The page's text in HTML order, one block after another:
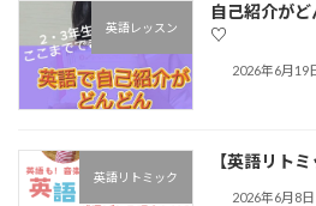
英語レッスン
自己紹介が
♡
2026年6月19
英語リトミック
【英語リト
2026年6月8日